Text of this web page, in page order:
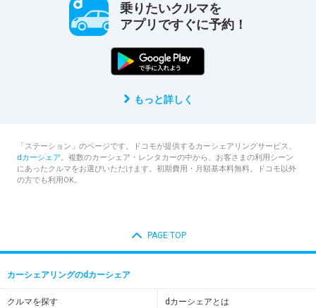
乗りたいクルマを
アプリですぐに予約！
もっと詳しく
「ステーション」のページです。ドコモが提供するカーシェアリングサービス、
dカーシェア。複数のカーシェア・レンタカーの中から、お客さまの利用シーン
にあったクルマをお選びいただけます。初期費用・月額基本料無料。ドコモ以外
の方でも利用OK。
PAGE TOP
カーシェアリングのdカーシェア
クルマを探す dカーシェアとは